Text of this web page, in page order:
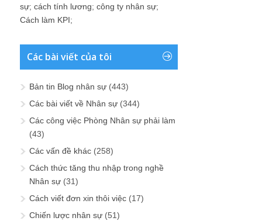
sự; cách tính lương; công ty nhân sự;
Cách làm KPI;
Các bài viết của tôi
Bản tin Blog nhân sự (443)
Các bài viết về Nhân sự (344)
Các công việc Phòng Nhân sự phải làm
(43)
Các vấn đề khác (258)
Cách thức tăng thu nhập trong nghề
Nhân sự (31)
Cách viết đơn xin thôi việc (17)
Chiến lược nhân sự (51)